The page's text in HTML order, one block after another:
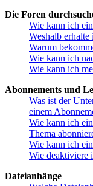
Die Foren
Wie kann ich
Weshalb erhalte
Warum
Wie kann ich
Wie kann ich
Abonnements und
Was ist der
einem
Wie kann ich
Thema
Wie kann ich
Wie deaktiviere
Dateianhänge